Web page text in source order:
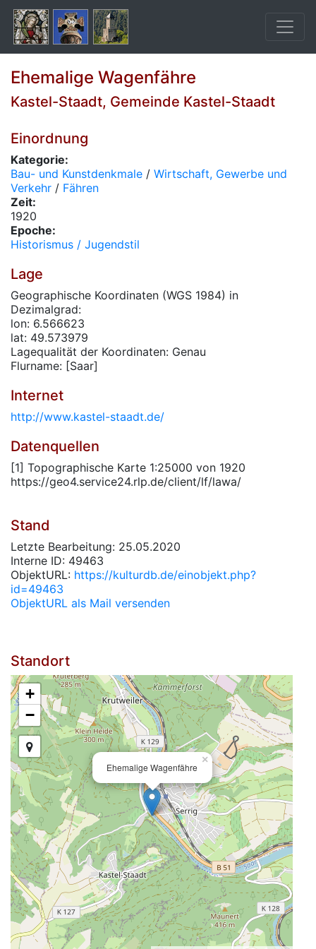
Ehemalige Wagenfähre
Kastel-Staadt, Gemeinde Kastel-Staadt
Einordnung
Kategorie:
Bau- und Kunstdenkmale / Wirtschaft, Gewerbe und
Verkehr / Fähren
Zeit:
1920
Epoche:
Historismus / Jugendstil
Lage
Geographische Koordinaten (WGS 1984) in
Dezimalgrad:
lon: 6.566623
lat: 49.573979
Lagequalität der Koordinaten: Genau
Flurname: [Saar]
Internet
http://www.kastel-staadt.de/
Datenquellen
[1] Topographische Karte 1:25000 von 1920
https://geo4.service24.rlp.de/client/lf/lawa/
Stand
Letzte Bearbeitung: 25.05.2020
Interne ID: 49463
ObjektURL: https://kulturdb.de/einobjekt.php?
id=49463
ObjektURL als Mail versenden
Standort
Ehemalige Wagenfähre
×
+
−